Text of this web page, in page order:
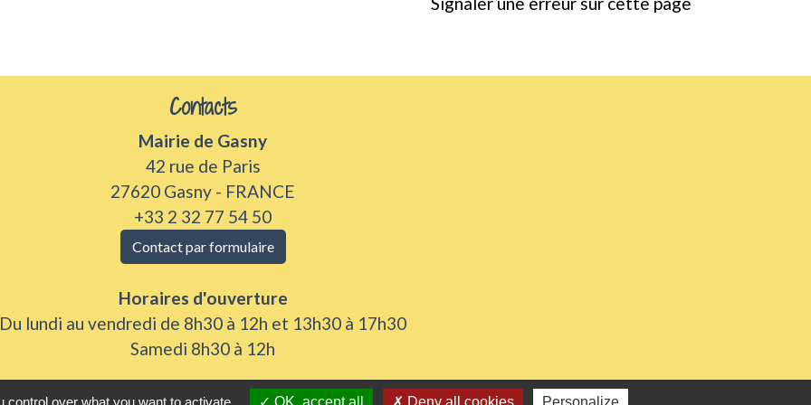
Contacts
Mairie de Gasny
42 rue de Paris
27620 Gasny - FRANCE
+33 2 32 77 54 50
Contact par formulaire
Horaires d'ouverture
Du lundi au vendredi de 8h30 à 12h et 13h30 à 17h30
Samedi 8h30 à 12h
over what you want to activate OK, accept all Deny all cookies Personalize